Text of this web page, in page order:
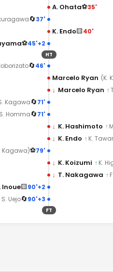
A. Ohata⚽35'
37'
🔄
K. Endo🟨40'
45'+2
⚽
HT
46'
🔄
Marcelo Ryan (K.
↓ Marcelo Ryan ↑
71'
🔄
Kagawa
71'
🔄
S. Homma
↓ K. Hashimoto ↑
↓ K. Endo ↑ K.
79'
⚽
Kagawa)
↓ K. Koizumi ↑ K.
↓ T. Nakagawa ↑
90'+2
🟨
Inoue
90'+3
🔄
S. Uejo
FT